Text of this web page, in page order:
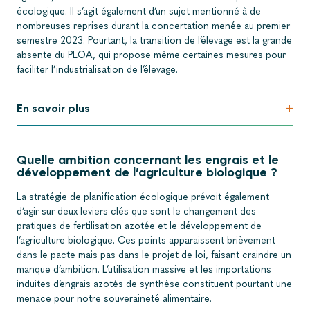
écologique. Il s’agit également d’un sujet mentionné à de
nombreuses reprises durant la concertation menée au premier
semestre 2023. Pourtant, la transition de l’élevage est la grande
absente du PLOA, qui propose même certaines mesures pour
faciliter l’industrialisation de l’élevage.
En savoir plus +
Quelle ambition concernant les engrais et le
développement de l’agriculture biologique ?
La stratégie de planification écologique prévoit également
d’agir sur deux leviers clés que sont le changement des
pratiques de fertilisation azotée et le développement de
l’agriculture biologique. Ces points apparaissent brièvement
dans le pacte mais pas dans le projet de loi, faisant craindre un
manque d’ambition. L’utilisation massive et les importations
induites d’engrais azotés de synthèse constituent pourtant une
menace pour notre souveraineté alimentaire.